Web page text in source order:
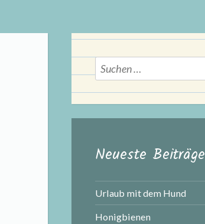
Suchen
nach:
Neueste Beiträge
Urlaub mit dem Hund
Honigbienen